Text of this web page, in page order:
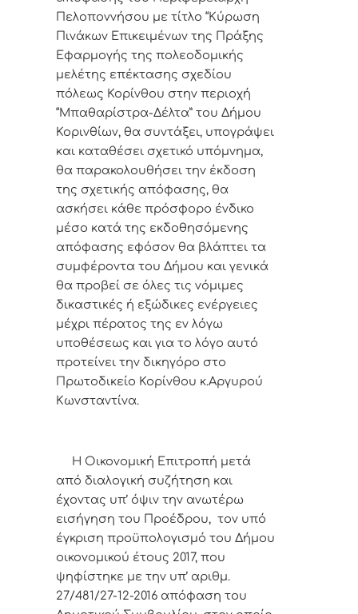
Πελοποννήσου με τίτλο “Κύρωση
Πινάκων Επικειμένων της Πράξης
Εφαρμογής της πολεοδομικής
μελέτης επέκτασης σχεδίου
πόλεως Κορίνθου στην περιοχή
“Μπαθαρίστρα-Δέλτα” του Δήμου
Κορινθίων, θα συντάξει, υπογράψει
και καταθέσει σχετικό υπόμνημα,
θα παρακολουθήσει την έκδοση
της σχετικής απόφασης, θα
ασκήσει κάθε πρόσφορο ένδικο
μέσο κατά της εκδοθησόμενης
απόφασης εφόσον θα βλάπτει τα
συμφέροντα του Δήμου και γενικά
θα προβεί σε όλες τις νόμιμες
δικαστικές ή εξώδικες ενέργειες
μέχρι πέρατος της εν λόγω
υποθέσεως και για το λόγο αυτό
προτείνει την δικηγόρο στο
Πρωτοδικείο Κορίνθου κ.Αργυρού
Κωνσταντίνα.
Η Οικονομική Επιτροπή μετά
από διαλογική συζήτηση και
έχοντας υπ’ όψιν την ανωτέρω
εισήγηση του Προέδρου, τον υπό
έγκριση προϋπολογισμό του Δήμου
οικονομικού έτους 2017, που
ψηφίστηκε με την υπ’ αριθμ.
27/481/27-12-2016 απόφαση του